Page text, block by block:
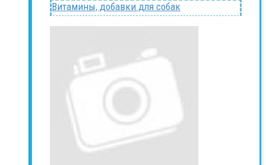
Витамины, добавки для собак